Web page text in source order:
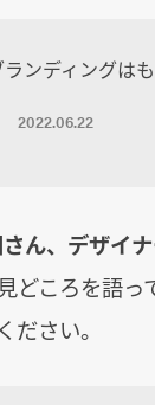
ランディングは
2022.06.22
ん、デザイ
どころを語
さい。